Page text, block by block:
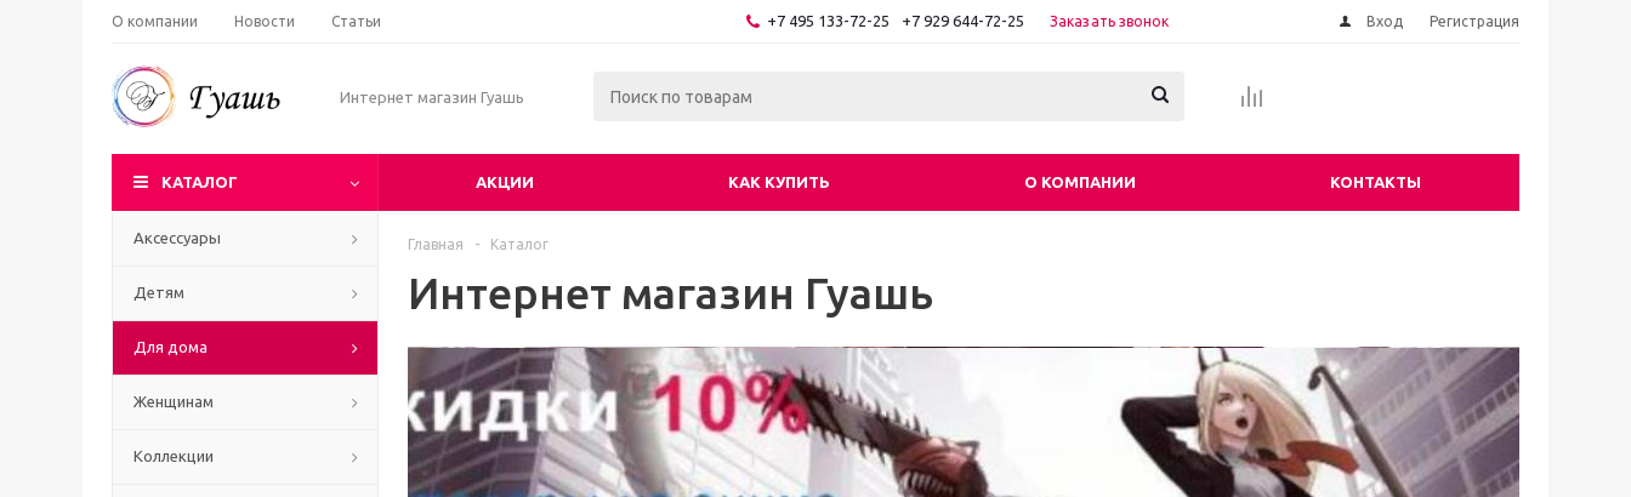
О компании Новости Статьи +7 495 133-72-25 +7 929 644-72-25 Заказать звонок Вход Регистрация
Интернет магазин Гуашь
КАТАЛОГ АКЦИИ КАК КУПИТЬ О КОМПАНИИ КОНТАКТЫ
Аксессуары
Детям
Для дома
Женщинам
Коллекции
Главная - Каталог
Интернет магазин Гуашь